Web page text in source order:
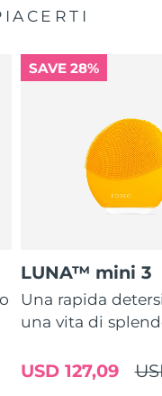
SAVE 28%
LUNA™ mini 3
Una rapida
una vita di
USD 127,09